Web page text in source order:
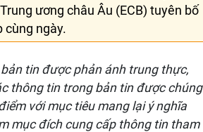
ương châu Âu (ECB) tuyên bố
cùng ngày.
tin được phản ánh trung thực,
thông tin trong bản tin được chúng
với mục tiêu mang lại ý nghĩa
mục đích cung cấp thông tin tham